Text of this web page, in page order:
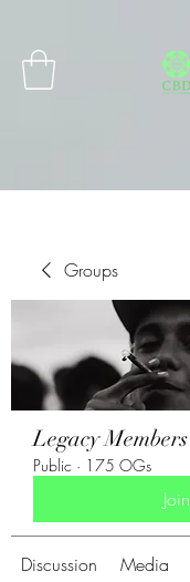
Groups
Legacy Members
Public · 175 OGs
Join
Discussion Media